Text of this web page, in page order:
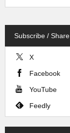
Subscribe / Share
X
Facebook
YouTube
Feedly